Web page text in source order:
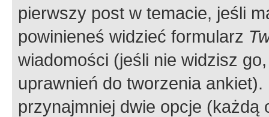
pierwszy post w temacie, jeśli
powinieneś widzieć formularz
wiadomości (jeśli nie widzisz
uprawnień do tworzenia
przynajmniej dwie opcje